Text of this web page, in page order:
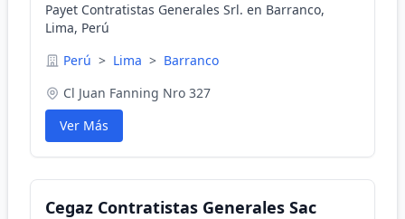
Payet Contratistas Generales Srl. en Barranco,
Lima, Perú
Perú > Lima > Barranco
Cl Juan Fanning Nro 327
Ver Más
Cegaz Contratistas Generales Sac